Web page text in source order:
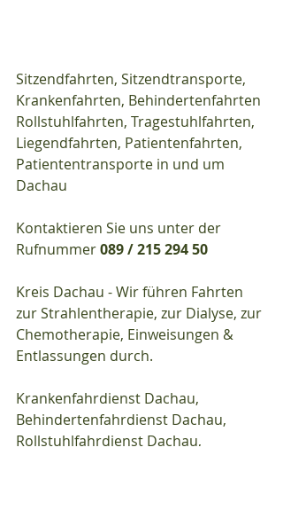
Sitzendfahrten, Sitzendtransporte,
Krankenfahrten, Behindertenfahrten
Rollstuhlfahrten, Tragestuhlfahrten,
Liegendfahrten, Patientenfahrten,
Patiententransporte in und um
Dachau
Kontaktieren Sie uns unter der
Rufnummer 089 / 215 294 50
Kreis Dachau - Wir führen Fahrten
zur Strahlentherapie, zur Dialyse, zur
Chemotherapie, Einweisungen &
Entlassungen durch.
Krankenfahrdienst Dachau,
Behindertenfahrdienst Dachau,
Rollstuhlfahrdienst Dachau,